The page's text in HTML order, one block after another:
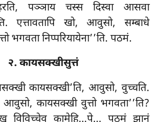
पञ्ञाय चस्स दिस्वा आसवा
एत्तावतापि खो, आवुसो, सम्बाधे
भगवता निप्परियायेना’’ति. पठमं.
२. कायसक्खीसुत्तं
कायसक्खी’ति, आवुसो, वुच्चति.
आवुसो, कायसक्खी वुत्तो भगवता’’ति?